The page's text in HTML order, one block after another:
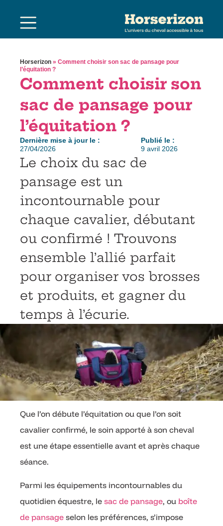
Horserizon » Comment choisir son sac de pansage pour
l’équitation ?
Comment choisir son
sac de pansage pour
l’équitation ?
Dernière mise à jour le :
27/04/2026
Publié le :
9 avril 2026
Le choix du sac de
pansage est un
incontournable pour
chaque cavalier, débutant
ou confirmé ! Trouvons
ensemble l’allié parfait
pour organiser vos brosses
et produits, et gagner du
temps à l’écurie.
Que l’on débute l’équitation ou que l’on soit
cavalier confirmé, le soin apporté à son cheval
est une étape essentielle avant et après chaque
séance.
Parmi les équipements incontournables du
quotidien équestre, le sac de pansage, ou boîte
de pansage selon les préférences, s’impose